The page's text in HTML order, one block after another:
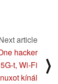
article
hacker
t, Wi-Fi
kínál
⟩